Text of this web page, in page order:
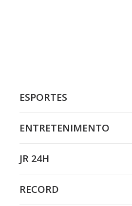
ESPORTES
ENTRETENIMENTO
JR 24H
RECORD